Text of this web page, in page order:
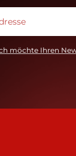
möchte Ihren